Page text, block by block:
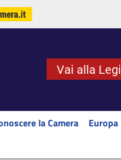
Vai alla
la Camera Europa